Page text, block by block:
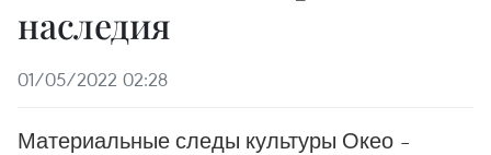
наследия
01/05/2022 02:28
Материальные следы культуры Окео –